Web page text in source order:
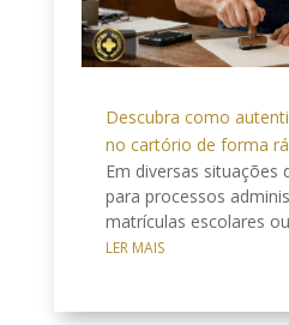
Descubra como
no cartório de forma
Em diversas situações
para processos
matrículas escolares
LER MAIS